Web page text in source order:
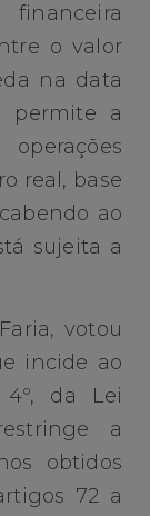
o valor
na data
permite a
real, base
ao
sujeita a
votou
incide ao
da Lei
a
obtidos
72 a